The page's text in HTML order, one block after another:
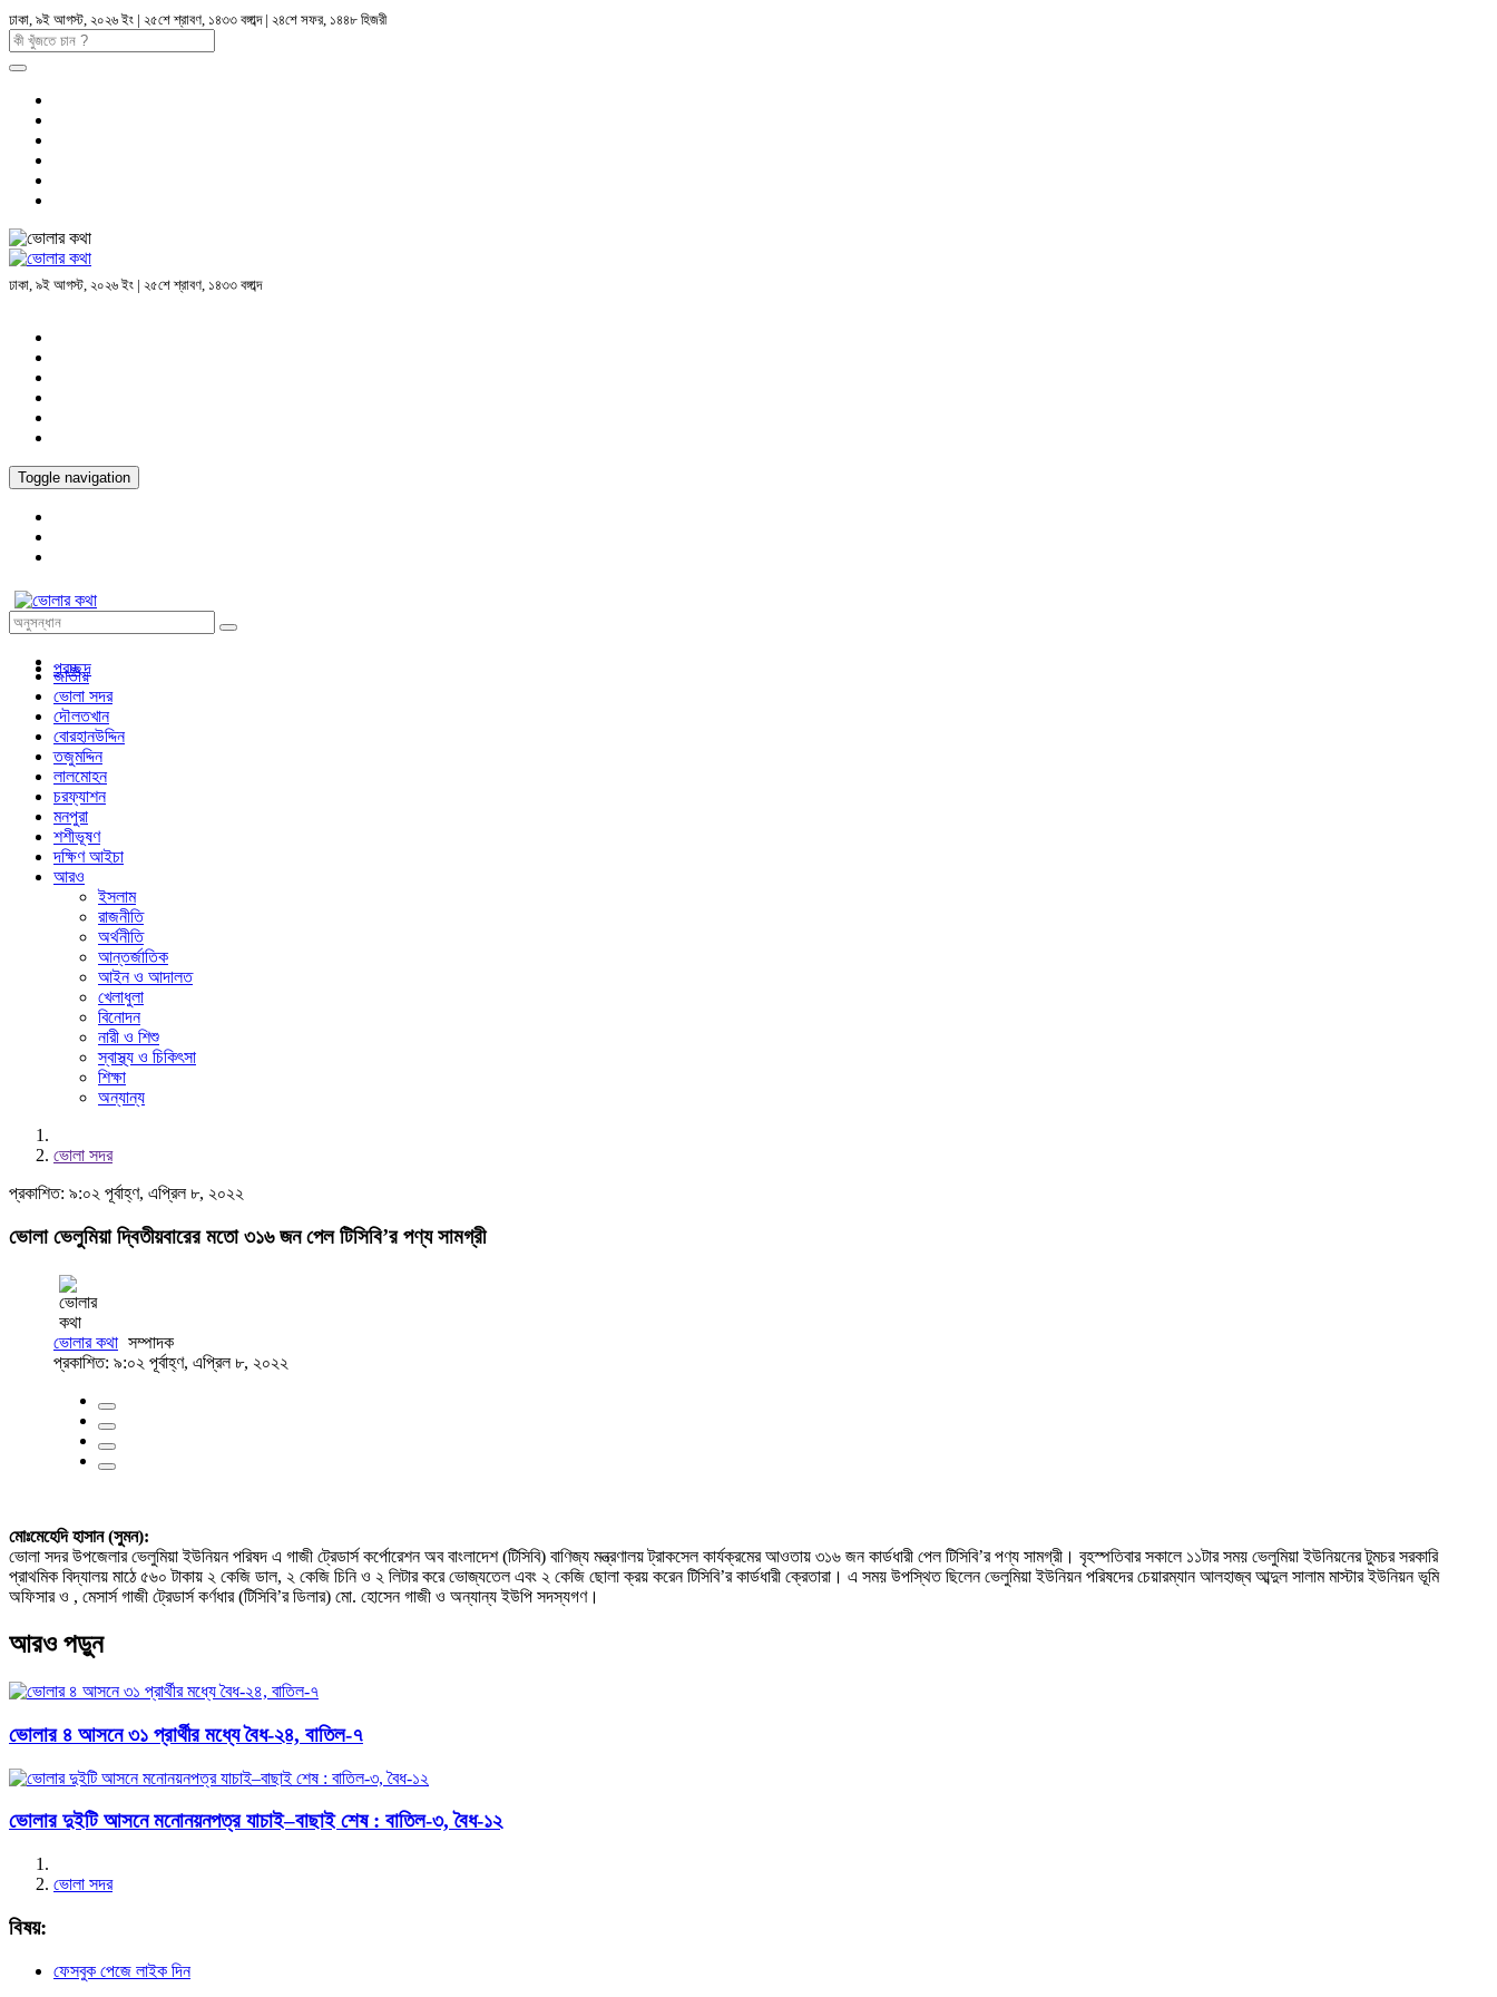
ঢাকা, ৯ই আগস্ট, ২০২৬ ইং | ২৫শে শ্রাবণ, ১৪৩৩ বঙ্গাব্দ | ২৪শে সফর, ১৪৪৮ হিজরী
ঢাকা, ৯ই আগস্ট, ২০২৬ ইং | ২৫শে শ্রাবণ, ১৪৩৩ বঙ্গাব্দ
Toggle navigation
প্রচ্ছদ
জাতীয়
ভোলা সদর
দৌলতখান
বোরহানউদ্দিন
তজুমদ্দিন
লালমোহন
চরফ্যাশন
মনপুরা
শশীভূষণ
দক্ষিণ আইচা
আরও
ইসলাম
রাজনীতি
অর্থনীতি
আন্তর্জাতিক
আইন ও আদালত
খেলাধুলা
বিনোদন
নারী ও শিশু
স্বাস্থ্য ও চিকিৎসা
শিক্ষা
অন্যান্য
ভোলা সদর
প্রকাশিত: ৯:০২ পূর্বাহ্ণ, এপ্রিল ৮, ২০২২
ভোলা ভেলুমিয়া দ্বিতীয়বারের মতো ৩১৬ জন পেল টিসিবি’র পণ্য সামগ্রী
ভোলার কথা সম্পাদক
প্রকাশিত: ৯:০২ পূর্বাহ্ণ, এপ্রিল ৮, ২০২২
মোঃমেহেদি হাসান (সুমন):
ভোলা সদর উপজেলার ভেলুমিয়া ইউনিয়ন পরিষদ এ গাজী ট্রেডার্স কর্পোরেশন অব বাংলাদেশ (টিসিবি) বাণিজ্য মন্ত্রণালয় ট্রাকসেল কার্যক্রমের আওতায় ৩১৬ জন কার্ডধারী পেল টিসিবি’র পণ্য সামগ্রী। বৃহস্পতিবার সকালে ১১টার সময় ভেলুমিয়া ইউনিয়নের টুমচর সরকারি
প্রাথমিক বিদ্যালয় মাঠে ৫৬০ টাকায় ২ কেজি ডাল, ২ কেজি চিনি ও ২ লিটার করে ভোজ্যতেল এবং ২ কেজি ছোলা ক্রয় করেন টিসিবি’র কার্ডধারী ক্রেতারা। এ সময় উপস্থিত ছিলেন ভেলুমিয়া ইউনিয়ন পরিষদের চেয়ারম্যান আলহাজ্ব আব্দুল সালাম মাস্টার ইউনিয়ন ভূমি
অফিসার ও , মেসার্স গাজী ট্রেডার্স কর্ণধার (টিসিবি’র ডিলার) মো. হোসেন গাজী ও অন্যান্য ইউপি সদস্যগণ।
আরও পড়ুন
ভোলার ৪ আসনে ৩১ প্রার্থীর মধ্যে বৈধ-২৪, বাতিল-৭
ভোলার দুইটি আসনে মনোনয়নপত্র যাচাই–বাছাই শেষ : বাতিল-৩, বৈধ-১২
ভোলা সদর
বিষয়:
ফেসবুক পেজে লাইক দিন